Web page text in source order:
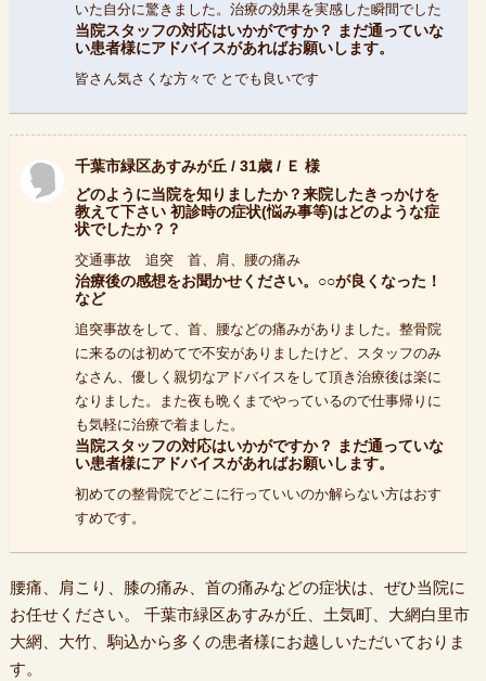
いた自分に驚きました。治療の効果を実感した瞬間でした
当院スタッフの対応はいかがですか？ まだ通っていな
い患者様にアドバイスがあればお願いします。
皆さん気さくな方々で とでも良いです
千葉市緑区あすみが丘 / 31歳 / Ｅ 様
どのように当院を知りましたか？来院したきっかけを
教えて下さい 初診時の症状(悩み事等)はどのような症
状でしたか？？
交通事故 追突 首、肩、腰の痛み
治療後の感想をお聞かせください。○○が良くなった！
など
追突事故をして、首、腰などの痛みがありました。整骨院
に来るのは初めてで不安がありましたけど、スタッフのみ
なさん、優しく親切なアドバイスをして頂き治療後は楽に
なりました。また夜も晩くまでやっているので仕事帰りに
も気軽に治療で着ました。
当院スタッフの対応はいかがですか？ まだ通っていな
い患者様にアドバイスがあればお願いします。
初めての整骨院でどこに行っていいのか解らない方はおす
すめです。
腰痛、肩こり、膝の痛み、首の痛みなどの症状は、ぜひ当院に
お任せください。 千葉市緑区あすみが丘、土気町、大網白里市
大網、大竹、駒込から多くの患者様にお越しいただいておりま
す。